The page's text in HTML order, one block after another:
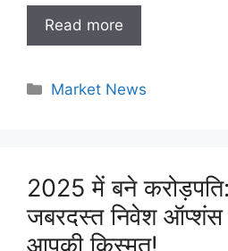
Read more
Categories
Market News
2025 में बने
जबरदस्त निवेश